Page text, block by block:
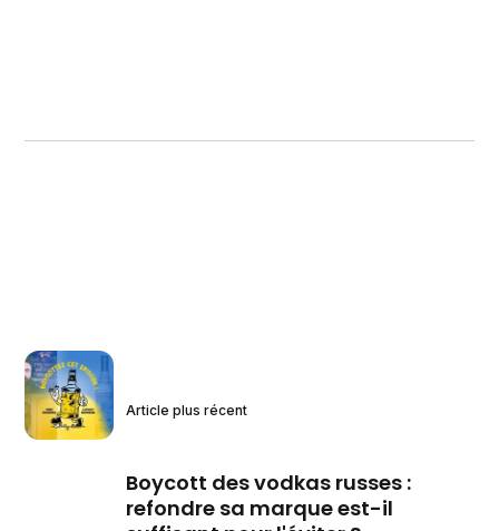
Article plus récent
Boycott des vodkas russes :
refondre sa marque est-il